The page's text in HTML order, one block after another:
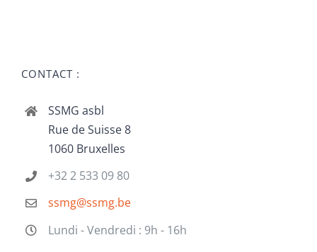
CONTACT :
SSMG asbl
Rue de Suisse 8
1060 Bruxelles
+32 2 533 09 80
ssmg@ssmg.be
Lundi - Vendredi : 9h - 16h